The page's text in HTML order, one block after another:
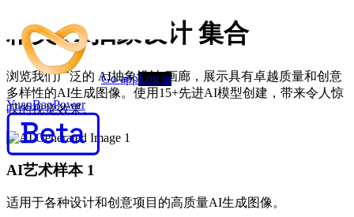
YuanBaoPower
Go appLog in
精美 AI抽象设计 集合
浏览我们广泛的 AI抽象设计 画廊，展示具有卓越质量和创意
多样性的AI生成图像。使用15+先进AI模型创建，带来令人惊
叹的视觉效果。
AI艺术样本 1
适用于各种设计和创意项目的高质量AI生成图像。